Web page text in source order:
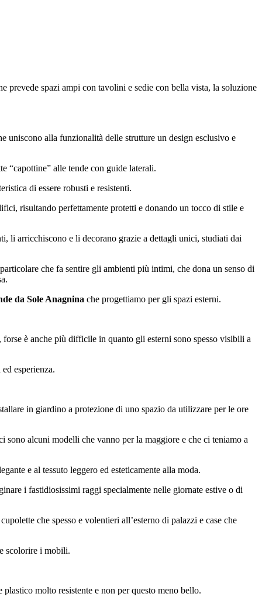
prevede spazi ampi con tavolini e sedie con bella vista, la soluzione
uniscono alla funzionalità delle strutture un design esclusivo e
“capottine” alle tende con guide laterali.
di essere robusti e resistenti.
risultando perfettamente protetti e donando un tocco di stile e
li arricchiscono e li decorano grazie a dettagli unici, studiati dai
che fa sentire gli ambienti più intimi, che dona un senso di
da Sole Anagnina che progettiamo per gli spazi esterni.
è anche più difficile in quanto gli esterni sono spesso visibili a
esperienza.
in giardino a protezione di uno spazio da utilizzare per le ore
sono alcuni modelli che vanno per la maggiore e che ci teniamo a
e al tessuto leggero ed esteticamente alla moda.
i fastidiosissimi raggi specialmente nelle giornate estive o di
che spesso e volentieri all’esterno di palazzi e case che
scolorire i mobili.
molto resistente e non per questo meno bello.